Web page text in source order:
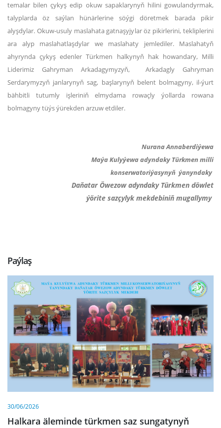
temalar bilen çykyş edip okuw sapaklarynyň hilini gowulandyrmak,
talyplarda öz saýlan hünärlerine söýgi döretmek barada pikir
alyşdylar. Okuw-usuly maslahata gatnaşyjylar öz pikirlerini, tekliplerini
ara alyp maslahatlaşdylar we maslahaty jemlediler. Maslahatyň
ahyrynda çykyş edenler Türkmen halkynyň hak howandary, Milli
Liderimiz Gahryman Arkadagymyzyň, Arkadagly Gahryman
Serdarymyzyň janlarynyň sag, başlarynyň belent bolmagyny, il-ýurt
bähbitli tutumly işleriniň elmydama rowaçly ýollarda rowana
bolmagyny tüýs ýürekden arzuw etdiler.
Nurana Annaberdiýewa
Maýa Kulyýewa adyndaky Türkmen milli
konserwatoriýasynyň ýanyndaky
Daňatar Öwezow adyndaky Türkmen döwlet
ýörite sazçylyk mekdebiniň mugallymy
Paýlaş
30/06/2026
Halkara äleminde türkmen saz sungatynyň